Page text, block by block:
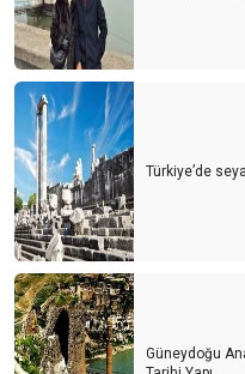
Türkiye’de
Güneydoğu